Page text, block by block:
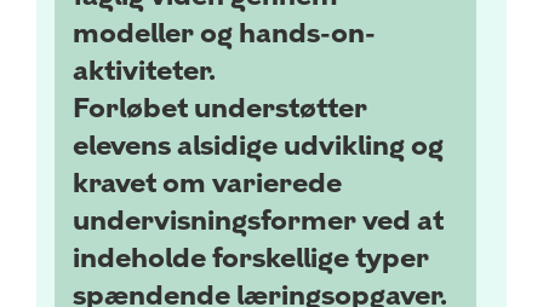
modeller og hands-on-
aktiviteter.
Forløbet understøtter
elevens alsidige udvikling og
kravet om varierede
undervisningsformer ved at
indeholde forskellige typer
spændende læringsopgaver.